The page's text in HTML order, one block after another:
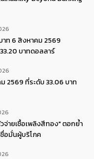
าท 6 สิงหาคม 2569
บาทดอลลาร์
2569 ที่ระดับ 33.06 บาท
จ่ายเชื้อเพลิงสีทอง" ตอกย้ำ
อมั่นผู้บริโภค